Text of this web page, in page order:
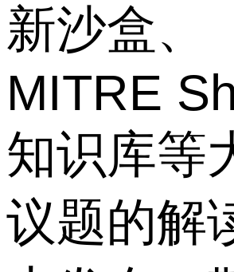
新沙盒、
MITRE
知识库等
议题的解